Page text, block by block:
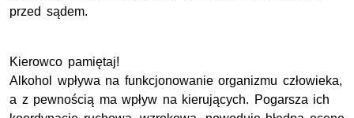
przed sądem.
Kierowco pamiętaj!
Alkohol wpływa na funkcjonowanie organizmu człowieka,
a z pewnością ma wpływ na kierujących. Pogarsza ich